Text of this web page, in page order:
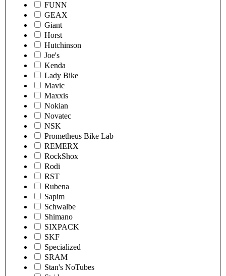
FUNN
GEAX
Giant
Horst
Hutchinson
Joe's
Kenda
Lady Bike
Mavic
Maxxis
Nokian
Novatec
NSK
Prometheus Bike Lab
REMERX
RockShox
Rodi
RST
Rubena
Sapim
Schwalbe
Shimano
SIXPACK
SKF
Specialized
SRAM
Stan's NoTubes